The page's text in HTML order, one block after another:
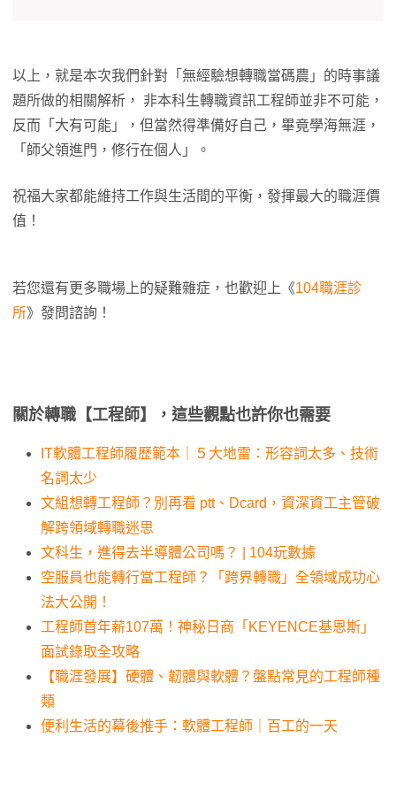
以上，就是本次我們針對「無經驗想轉職當碼農」的時事議
題所做的相關解析， 非本科生轉職資訊工程師並非不可能，
反而「大有可能」，但當然得準備好自己，畢竟學海無涯，
「師父領進門，修行在個人」。
祝福大家都能維持工作與生活間的平衡，發揮最大的職涯價
值！
若您還有更多職場上的疑難雜症，也歡迎上《104職涯診
所》發問諮詢！
關於轉職【工程師】，這些觀點也許你也需要
IT軟體工程師履歷範本｜５大地雷：形容詞太多、技術
名詞太少
文組想轉工程師？別再看 ptt、Dcard，資深資工主管破
解跨領域轉職迷思
文科生，進得去半導體公司嗎？ | 104玩數據
空服員也能轉行當工程師？「跨界轉職」全領域成功心
法大公開！
工程師首年薪107萬！神秘日商「KEYENCE基恩斯」
面試錄取全攻略
【職涯發展】硬體、韌體與軟體？盤點常見的工程師種
類
便利生活的幕後推手：軟體工程師｜百工的一天